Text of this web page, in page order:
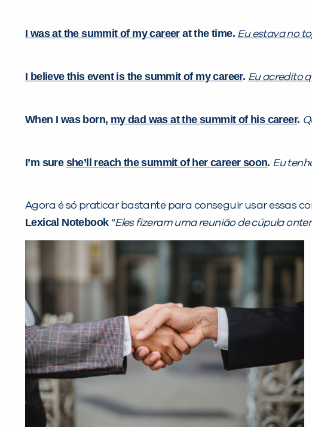
I was at the summit of my careerat the time. Eu estava no
I believe this event is the summit of my career. Eu acredito
When I was born, my dad was at the summit of his career.
I’m sure she’ll reach the summit of her career soon. Eu
Agora é só praticar bastante para conseguir usar essas
Lexical Notebook “Eles fizeram uma reunião de cúpula